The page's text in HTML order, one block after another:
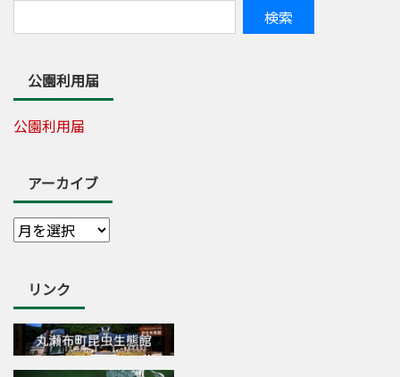
公園利用届
公園利用届
アーカイブ
リンク